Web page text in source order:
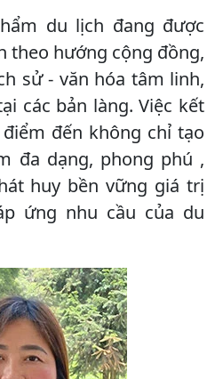
du lịch đang được
theo hướng cộng đồng,
sử - văn hóa tâm linh,
các bản làng. Việc kết
đến không chỉ tạo
đa dạng, phong phú ,
huy bền vững giá trị
ứng nhu cầu của du